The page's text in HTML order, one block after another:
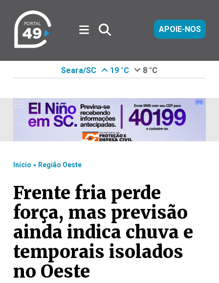
APOIE-NOS
Seara/SC 19 °C 8 °C
Início . Região Oeste
Frente fria perde
força, mas previsão
ainda indica chuva e
temporais isolados
no Oeste